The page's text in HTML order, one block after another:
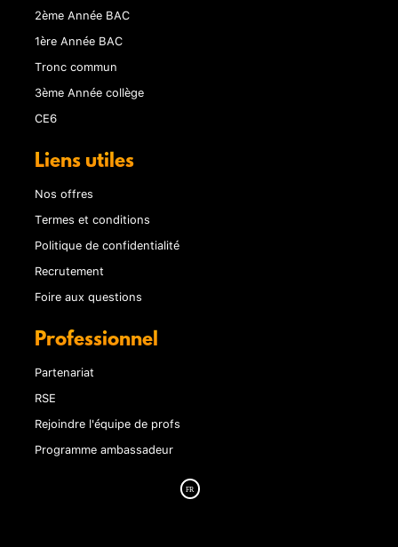
2ème Année BAC
1ère Année BAC
Tronc commun
3ème Année collège
CE6
Liens utiles
Nos offres
Termes et conditions
Politique de confidentialité
Recrutement
Foire aux questions
Professionnel
Partenariat
RSE
Rejoindre l'équipe de profs
Programme ambassadeur